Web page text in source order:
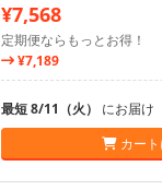
¥7,568
定期便ならもっとお得！
¥7,189
最短 8/11（火） にお届け
カート